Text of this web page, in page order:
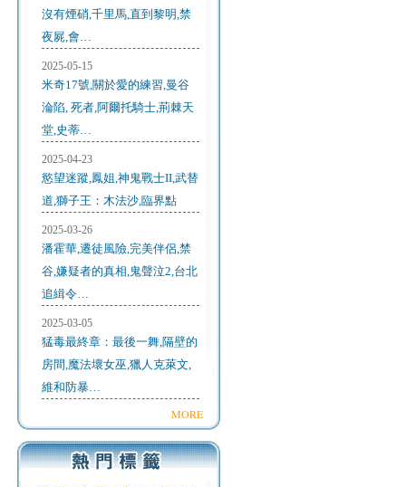
沒有煙硝,千里馬,直到黎明,禁
夜屍,會…
2025-05-15
米奇17號,關於愛的練習,曼谷
淪陷, 死者,阿爾托騎士,荊棘天
堂,史蒂…
2025-04-23
慾望迷蹤,鳳姐,神鬼戰士II,武替
道,獅子王：木法沙,臨界點
2025-03-26
潘霍華,遷徒風險,完美伴侶,禁
谷,嫌疑者的真相,鬼聲泣2,台北
追緝令…
2025-03-05
猛毒最終章：最後一舞,隔壁的
房間,魔法壞女巫,獵人克萊文,
維和防暴…
MORE